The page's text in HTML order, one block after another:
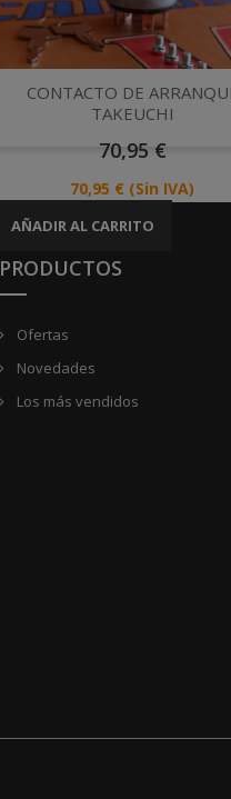
Vista rápida
CONTACTO DE
TAKEUCHI
Precio
70,95 €
Precio
70,95 € (Sin IVA)
AÑADIR AL CARRITO
PRODUCTOS
Ofertas
Novedades
Los más vendidos